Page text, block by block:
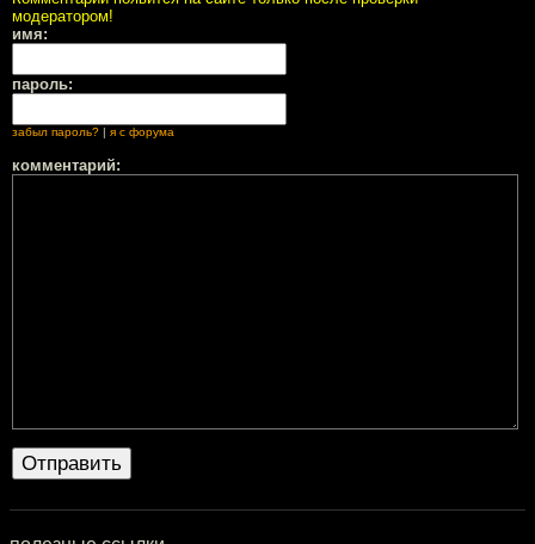
модератором!
имя:
пароль:
забыл пароль? | я с форума
комментарий: